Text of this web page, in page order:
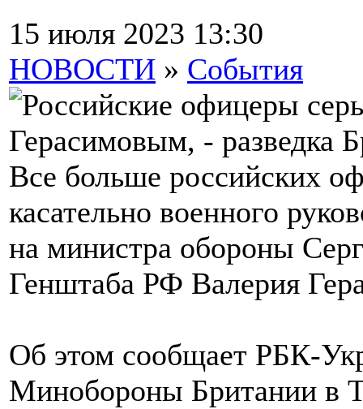
15 июля 2023 13:30
НОВОСТИ » События
Все больше российских
касательно военного
на министра обороны
Генштаба РФ Валерия
Об этом сообщает РБК-
Минобороны Британии в